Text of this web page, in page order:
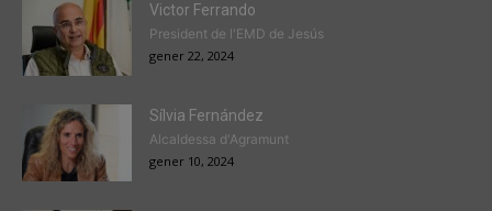
Victor Ferrando
President de l'EMD de Jesús
gener 22, 2024
Sílvia Fernández
Alcaldessa d'Agramunt
gener 10, 2024